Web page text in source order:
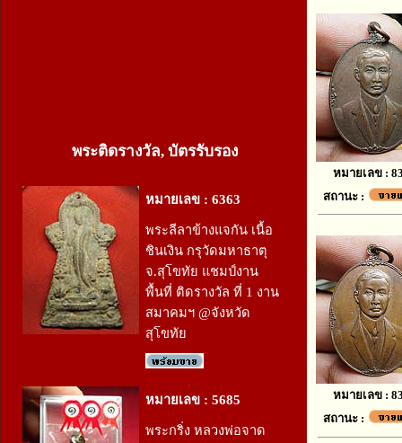
พระติดรางวัล, บัตรรับรอง
หมายเลข : 6363
พระลีลาข้างแจกัน เนื้อ
ชินเงิน กรุวัดมหาธาตุ
จ.สุโขทัย แชมป์งาน
พื้นที่ ติดรางวัล ที่ 1 งาน
สมาคมฯ @จังหวัด
สุโขทัย
หมายเลข : 5685
พระกริ่ง หลวงพ่อจาด
หมายเลข :
สถานะ :
หมายเลข :
สถานะ :